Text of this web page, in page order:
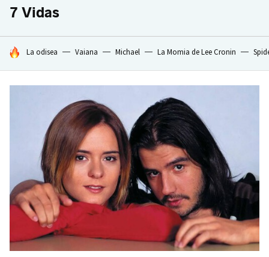
7 Vidas
HOY SE HABLA DE
La odisea Vaiana Michael La Momia de Lee Cronin